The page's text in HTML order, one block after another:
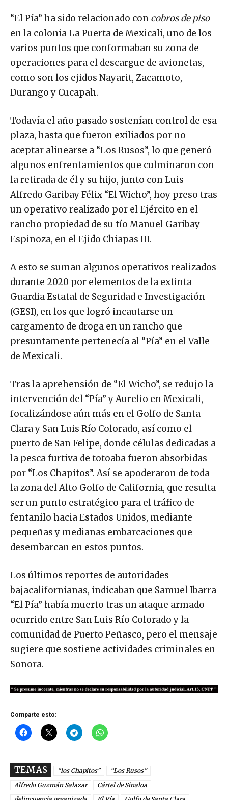
“El Pía” ha sido relacionado con cobros de piso
en la colonia La Puerta de Mexicali, uno de los
varios puntos que conformaban su zona de
operaciones para el descargue de avionetas,
como son los ejidos Nayarit, Zacamoto,
Durango y Cucapah.
Todavía el año pasado sostenían control de esa
plaza, hasta que fueron exiliados por no
aceptar alinearse a “Los Rusos”, lo que generó
algunos enfrentamientos que culminaron con
la retirada de él y su hijo, junto con Luis
Alfredo Garibay Félix “El Wicho”, hoy preso tras
un operativo realizado por el Ejército en el
rancho propiedad de su tío Manuel Garibay
Espinoza, en el Ejido Chiapas III.
A esto se suman algunos operativos realizados
durante 2020 por elementos de la extinta
Guardia Estatal de Seguridad e Investigación
(GESI), en los que logró incautarse un
cargamento de droga en un rancho que
presuntamente pertenecía al “Pía” en el Valle
de Mexicali.
Tras la aprehensión de “El Wicho”, se redujo la
intervención del “Pía” y Aurelio en Mexicali,
focalizándose aún más en el Golfo de Santa
Clara y San Luis Río Colorado, así como el
puerto de San Felipe, donde células dedicadas a
la pesca furtiva de totoaba fueron absorbidas
por “Los Chapitos”. Así se apoderaron de toda
la zona del Alto Golfo de California, que resulta
ser un punto estratégico para el tráfico de
fentanilo hacia Estados Unidos, mediante
pequeñas y medianas embarcaciones que
desembarcan en estos puntos.
Los últimos reportes de autoridades
bajacalifornianas, indicaban que Samuel Ibarra
“El Pía” había muerto tras un ataque armado
ocurrido entre San Luis Río Colorado y la
comunidad de Puerto Peñasco, pero el mensaje
sugiere que sostiene actividades criminales en
Sonora.
Comparte esto:
TEMAS "los Chapitos"
“Los Rusos”
Alfredo Guzmán Salazar
Cártel de Sinaloa